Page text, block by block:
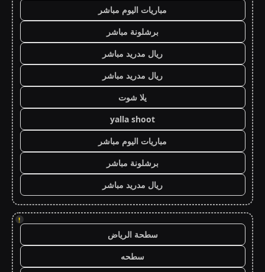
مباريات اليوم مباشر
برشلونة مباشر
ريال مدريد مباشر
ريال مدريد مباشر
يلا شوت
yalla shoot
مباريات اليوم مباشر
برشلونة مباشر
ريال مدريد مباشر
!
سطحة الرياض
سطحه